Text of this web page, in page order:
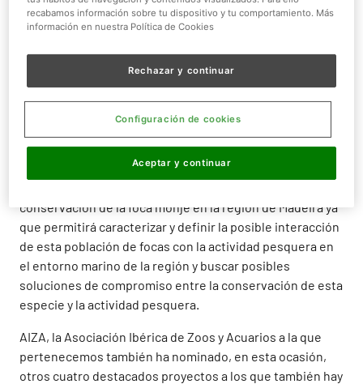
sobrevive en el archipiélago de Madeira. Este proyecto,
portuguesas, tiene como objetivo el determinar los
lugares de pesca de las distintas flotas pesqueras de
foca monje, y evaluar su grado de solapamiento así como
determinar la actitud de los pescadores hacia la foca
conservación de la foca monje en la región de Madeira ya
que permitirá caracterizar y definir la posible interacción
de esta población de focas con la actividad pesquera en
el entorno marino de la región y buscar posibles
soluciones de compromiso entre la conservación de esta
especie y la actividad pesquera.
AIZA, la Asociación Ibérica de Zoos y Acuarios a la que
pertenecemos también ha nominado, en esta ocasión,
otros cuatro destacados proyectos a los que también hay
recabamos información sobre tu dispositivo y tu comportamiento. Más
información en nuestra Política de Cookies
Rechazar y continuar
Aceptar y continuar
Configuración de cookies